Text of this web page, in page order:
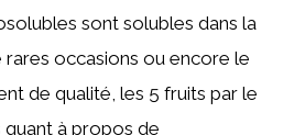
sont solubles dans la
rares occasions ou encore le
de qualité, les 5 fruits par le
quant à propos de